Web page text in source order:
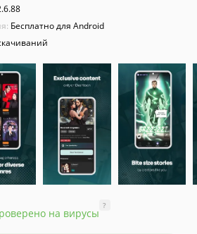
Бесплатно для Android
на вирусы
?